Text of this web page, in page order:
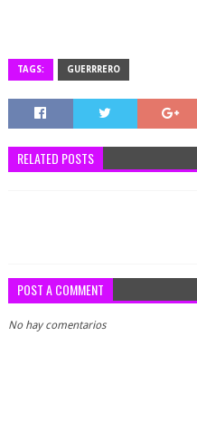
TAGS: GUERRRERO
RELATED POSTS
POST A COMMENT
No hay comentarios